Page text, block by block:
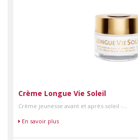
Crème Longue Vie Soleil
Crème jeunesse avant et après-soleil -...
En savoir plus